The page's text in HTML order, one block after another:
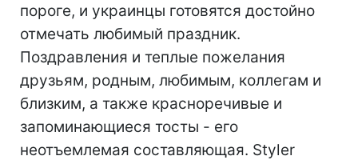
пороге, и украинцы готовятся достойно
отмечать любимый праздник.
Поздравления и теплые пожелания
друзьям, родным, любимым, коллегам и
близким, а также красноречивые и
запоминающиеся тосты - его
неотъемлемая составляющая. Styler